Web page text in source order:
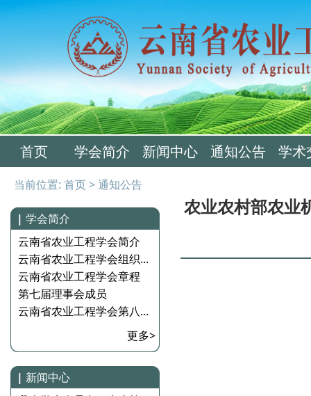
首页 学会简介 新闻中心 通知公告 学术
当前位置: 首页>通知公告
| 学会简介
云南省农业工程学会简介
云南省农业工程学会组织...
云南省农业工程学会章程
第七届理事会成员
云南省农业工程学会第八...
更多>
| 新闻中心
农业农村部农业